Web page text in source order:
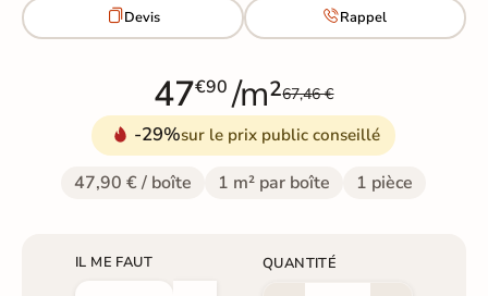
Devis Rappel
47€90 /m²67,46 €
-29%sur le prix public conseillé
47,90 € / boîte 1 m² par boîte 1 pièce
IL ME FAUT QUANTITÉ